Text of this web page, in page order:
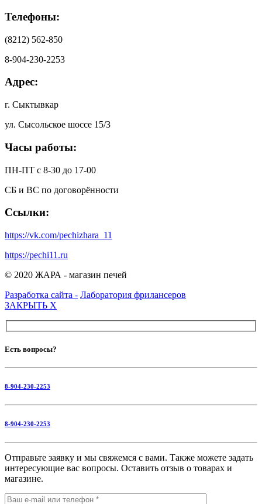
Телефоны:
(8212) 562-850
8-904-230-2253
Адрес:
г. Сыктывкар
ул. Сысольское шоссе 15/3
Часы работы:
ПН-ПТ с 8-30 до 17-00
СБ и ВС по договорённости
Ссылки:
https://vk.com/pechizhara_11
https://pechi11.ru
© 2020 ЖАРА - магазин печей
Разработка сайта - Лаборатория фрилансеров
ЗАКРЫТЬ X
Есть вопросы?
8-904-230-2253
8-904-230-2253
Отправьте заявку и мы свяжемся с вами. Также можете задать
интересующие вас вопросы. Оставить отзыв о товарах и
магазине.